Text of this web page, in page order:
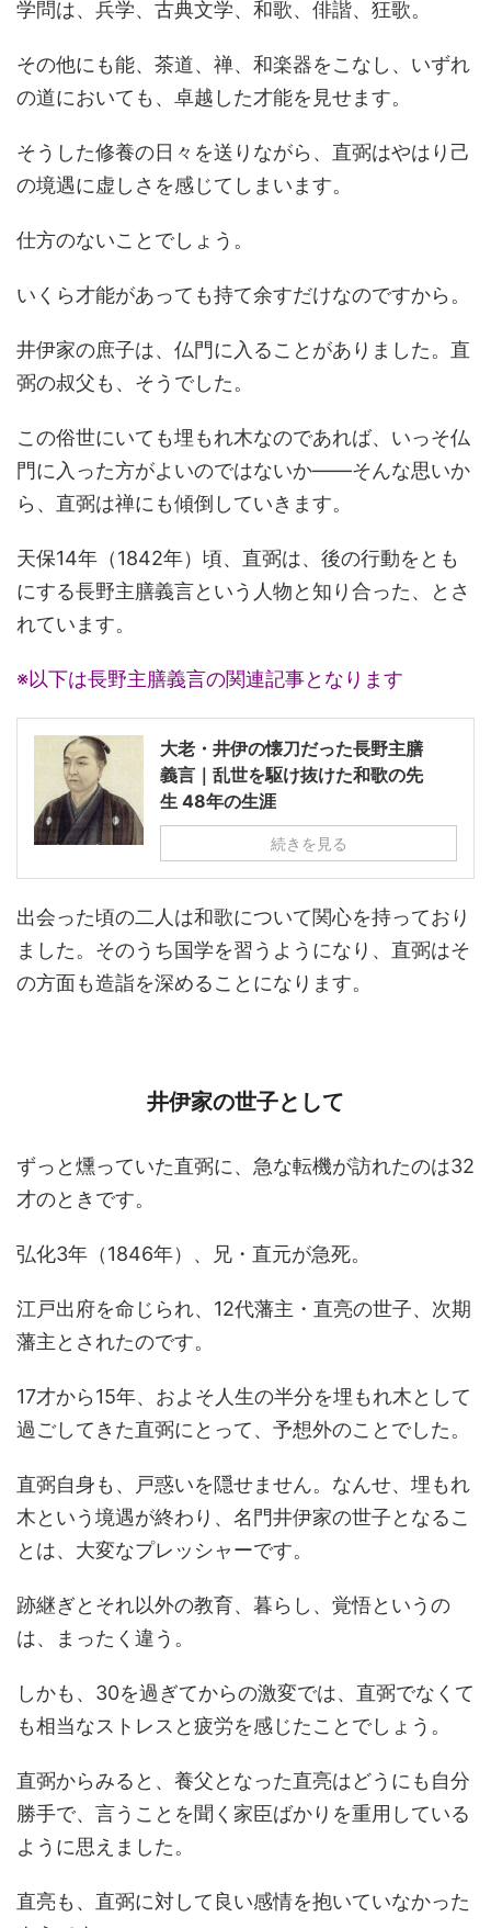
学問は、兵学、古典文学、和歌、俳諧、狂歌。
その他にも能、茶道、禅、和楽器をこなし、いずれ
の道においても、卓越した才能を見せます。
そうした修養の日々を送りながら、直弼はやはり己
の境遇に虚しさを感じてしまいます。
仕方のないことでしょう。
いくら才能があっても持て余すだけなのですから。
井伊家の庶子は、仏門に入ることがありました。直
弼の叔父も、そうでした。
この俗世にいても埋もれ木なのであれば、いっそ仏
門に入った方がよいのではないか――そんな思いか
ら、直弼は禅にも傾倒していきます。
天保14年（1842年）頃、直弼は、後の行動をとも
にする長野主膳義言という人物と知り合った、とさ
れています。
※以下は長野主膳義言の関連記事となります
大老・井伊の懐刀だった長野主膳
義言｜乱世を駆け抜けた和歌の先
生 48年の生涯
続きを見る
出会った頃の二人は和歌について関心を持っており
ました。そのうち国学を習うようになり、直弼はそ
の方面も造詣を深めることになります。
井伊家の世子として
ずっと燻っていた直弼に、急な転機が訪れたのは32
才のときです。
弘化3年（1846年）、兄・直元が急死。
江戸出府を命じられ、12代藩主・直亮の世子、次期
藩主とされたのです。
17才から15年、およそ人生の半分を埋もれ木として
過ごしてきた直弼にとって、予想外のことでした。
直弼自身も、戸惑いを隠せません。なんせ、埋もれ
木という境遇が終わり、名門井伊家の世子となるこ
とは、大変なプレッシャーです。
跡継ぎとそれ以外の教育、暮らし、覚悟というの
は、まったく違う。
しかも、30を過ぎてからの激変では、直弼でなくて
も相当なストレスと疲労を感じたことでしょう。
直弼からみると、養父となった直亮はどうにも自分
勝手で、言うことを聞く家臣ばかりを重用している
ように思えました。
直亮も、直弼に対して良い感情を抱いていなかった